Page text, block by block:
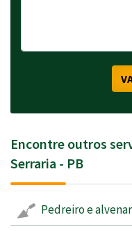
Encontre outros
Serraria - PB
Pedreiro e